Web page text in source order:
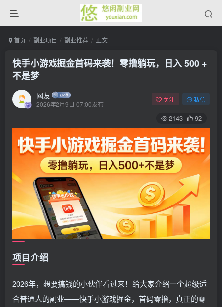
首页 副业项目 副业推荐 正文
快手小游戏掘金首码来袭！零撸躺玩，日入 500 +
不是梦
网友
2026年2月9日 07:00发布
关注 私信
2143 92
项目介绍
2026年，想要搞钱的小伙伴看过来！给大家介绍一个超级适
合普通人的副业——快手小游戏掘金，首码零撸，真正的零